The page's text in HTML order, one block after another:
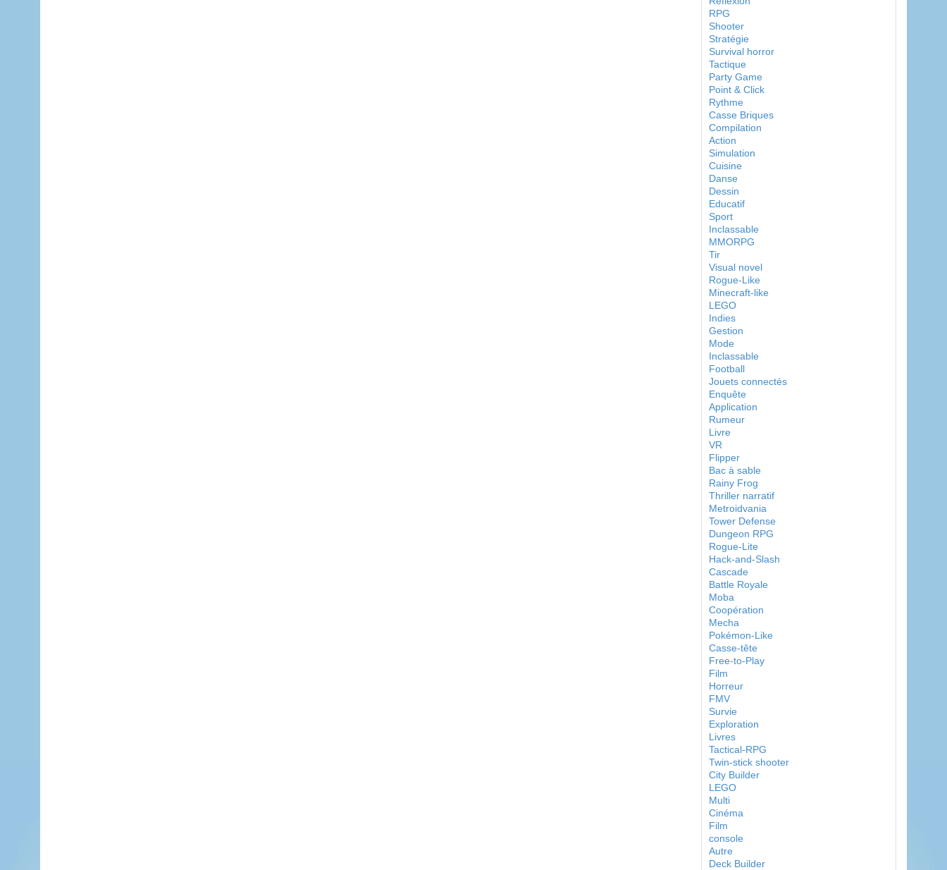
RPG
Shooter
Stratégie
Survival horror
Tactique
Party Game
Point & Click
Rythme
Casse Briques
Compilation
Action
Simulation
Cuisine
Danse
Dessin
Educatif
Sport
Inclassable
MMORPG
Tir
Visual novel
Rogue-Like
Minecraft-like
LEGO
Indies
Gestion
Mode
Inclassable
Football
Jouets connectés
Enquête
Application
Rumeur
Livre
VR
Flipper
Bac à sable
Rainy Frog
Thriller narratif
Metroidvania
Tower Defense
Dungeon RPG
Rogue-Lite
Hack-and-Slash
Cascade
Battle Royale
Moba
Coopération
Mecha
Pokémon-Like
Casse-tête
Free-to-Play
Film
Horreur
FMV
Survie
Exploration
Livres
Tactical-RPG
Twin-stick shooter
City Builder
LEGO
Multi
Cinéma
Film
console
Autre
Deck Builder